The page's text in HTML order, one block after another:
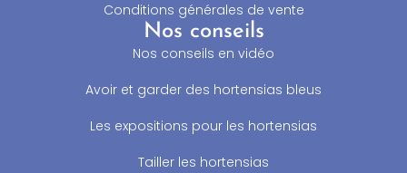
Conditions générales de vente
Nos conseils
Nos conseils en vidéo
Avoir et garder des hortensias bleus
Les expositions pour les hortensias
Tailler les hortensias